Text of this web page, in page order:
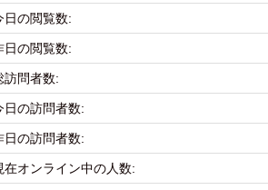
日の閲覧数:
日の閲覧数:
訪問者数:
日の訪問者数:
日の訪問者数:
在オンライン中の人数: